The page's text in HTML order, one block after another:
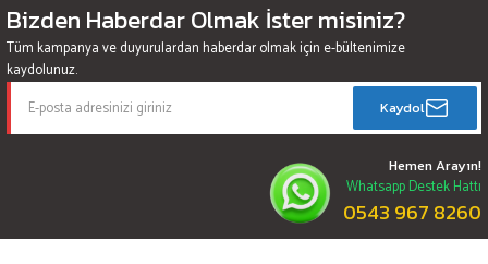
Bizden Haberdar Olmak İster misiniz?
Tüm kampanya ve duyurulardan haberdar olmak için e-bültenimize
kaydolunuz.
Kaydol
Hemen Arayın!
Whatsapp Destek Hattı
0543 967 8260